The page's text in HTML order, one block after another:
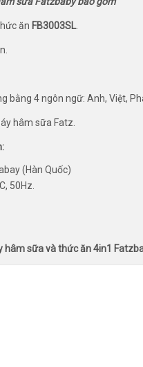
ăn FB3003SL.
bằng 4 ngôn ngữ: Anh, Việt,
hâm sữa Fatz.
(Hàn Quốc)
50Hz.
hâm sữa và thức ăn 4in1